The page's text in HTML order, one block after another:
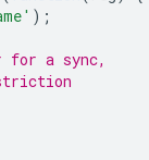
);
for a sync,